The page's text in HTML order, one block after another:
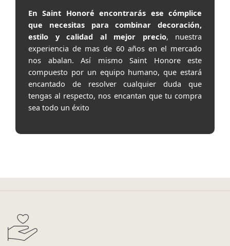
En Saint Honoré encontrarás ese cómplice
que necesitas para combinar decoración,
estilo y calidad al mejor precio, nuestra
experiencia de mas de 60 años en el mercado
nos abalan. Así mismo Saint Honore este
compuesto por un equipo humano, que estará
encantado de resolver cualquier duda que
tengas al respecto, nos encantan que tu compra
sea todo un éxito